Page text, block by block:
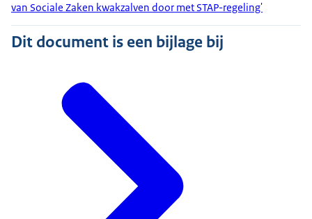
van Sociale Zaken kwakzalven door met STAP-regeling'
Dit document is een bijlage bij